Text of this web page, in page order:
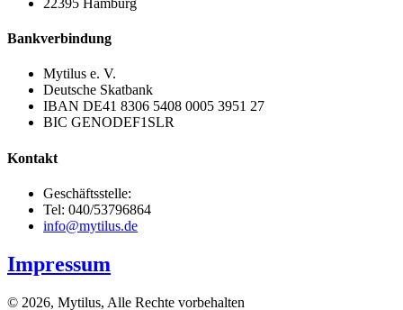
22395 Hamburg
Bankverbindung
Mytilus e. V.
Deutsche Skatbank
IBAN DE41 8306 5408 0005 3951 27
BIC GENODEF1SLR
Kontakt
Geschäftsstelle:
Tel: 040/53796864
info@mytilus.de
Impressum
© 2026, Mytilus, Alle Rechte vorbehalten